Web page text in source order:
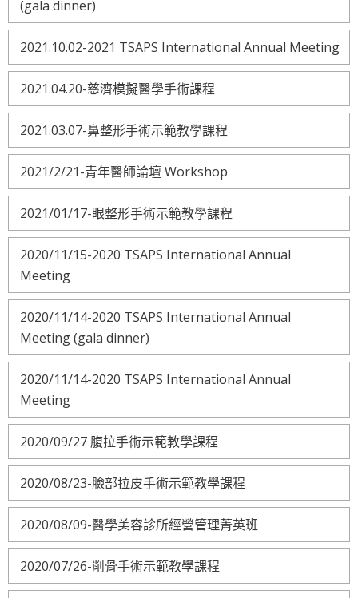
(gala dinner)
2021.10.02-2021 TSAPS International Annual Meeting
2021.04.20-慈濟模擬醫學手術課程
2021.03.07-鼻整形手術示範教學課程
2021/2/21-青年醫師論壇 Workshop
2021/01/17-眼整形手術示範教學課程
2020/11/15-2020 TSAPS International Annual
Meeting
2020/11/14-2020 TSAPS International Annual
Meeting (gala dinner)
2020/11/14-2020 TSAPS International Annual
Meeting
2020/09/27 腹拉手術示範教學課程
2020/08/23-臉部拉皮手術示範教學課程
2020/08/09-醫學美容診所經營管理菁英班
2020/07/26-削骨手術示範教學課程